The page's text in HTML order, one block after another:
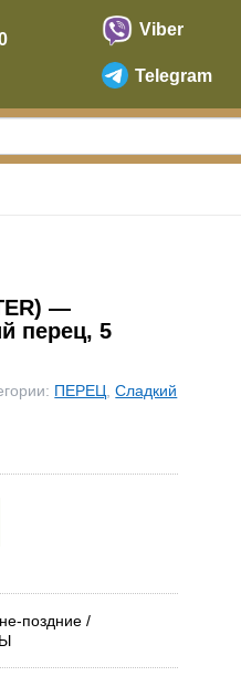
Viber
Telegram
—
перец, 5
ПЕРЕЦ ,Сладкий
поздние